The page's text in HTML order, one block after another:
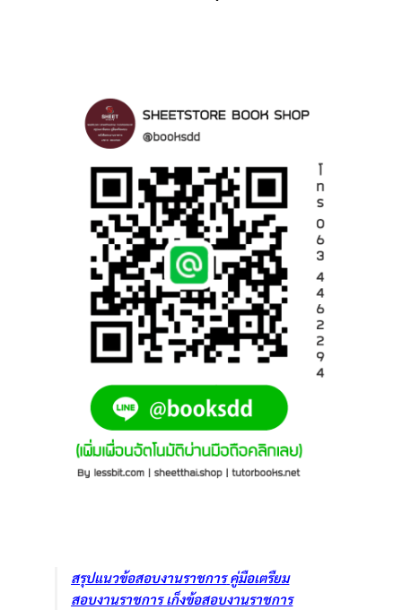
สรุปแนวข้อสอบงานราชการ คู่มือเตรืยม
สอบงานราชการ เก็งข้อสอบงานราชการ